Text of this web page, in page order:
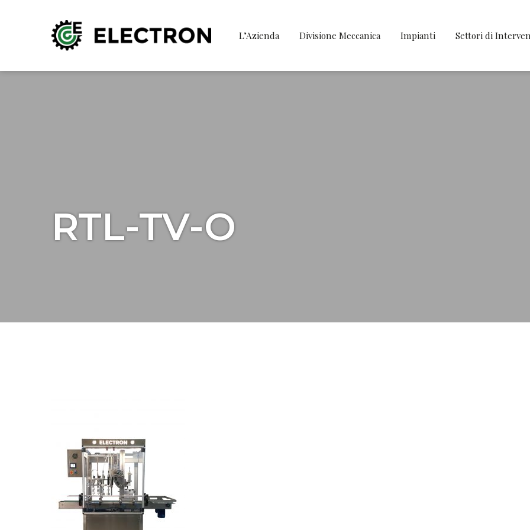
L’Azienda Divisione Meccanica Impianti Settori di
RTL-TV-O